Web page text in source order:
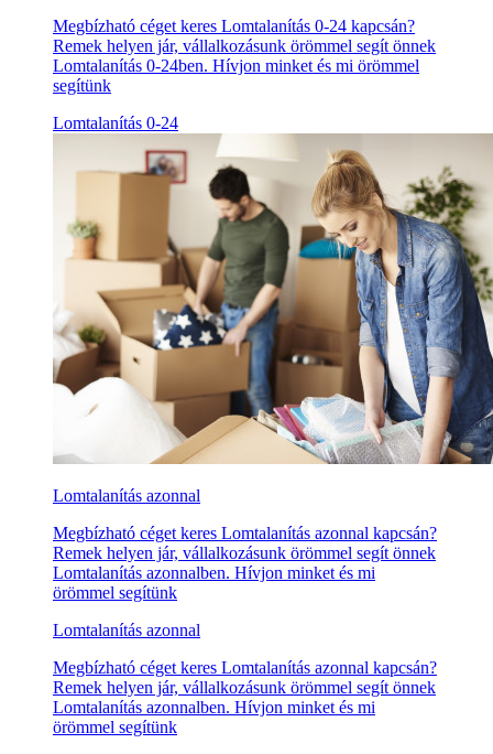
Megbízható céget keres Lomtalanítás 0-24 kapcsán?
Remek helyen jár, vállalkozásunk örömmel segít önnek
Lomtalanítás 0-24ben. Hívjon minket és mi örömmel
segítünk
Lomtalanítás 0-24
Lomtalanítás azonnal
Megbízható céget keres Lomtalanítás azonnal kapcsán?
Remek helyen jár, vállalkozásunk örömmel segít önnek
Lomtalanítás azonnalben. Hívjon minket és mi
örömmel segítünk
Lomtalanítás azonnal
Megbízható céget keres Lomtalanítás azonnal kapcsán?
Remek helyen jár, vállalkozásunk örömmel segít önnek
Lomtalanítás azonnalben. Hívjon minket és mi
örömmel segítünk